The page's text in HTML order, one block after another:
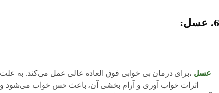
6. عسل:
عسل ،برای درمان بی‌ خوابی فوق العاده عالی عمل می‌کند. به علت
اثرات خواب آوری و آرام بخشی آن، باعث حس خواب می‌شود و